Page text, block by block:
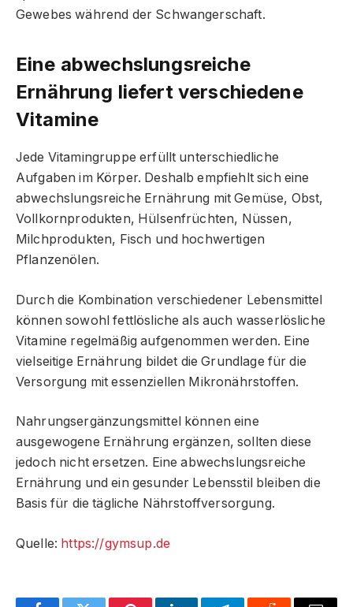
Gewebes während der Schwangerschaft.
Eine abwechslungsreiche
Ernährung liefert verschiedene
Vitamine
Jede Vitamingruppe erfüllt unterschiedliche
Aufgaben im Körper. Deshalb empfiehlt sich eine
abwechslungsreiche Ernährung mit Gemüse, Obst,
Vollkornprodukten, Hülsenfrüchten, Nüssen,
Milchprodukten, Fisch und hochwertigen
Pflanzenölen.
Durch die Kombination verschiedener Lebensmittel
können sowohl fettlösliche als auch wasserlösliche
Vitamine regelmäßig aufgenommen werden. Eine
vielseitige Ernährung bildet die Grundlage für die
Versorgung mit essenziellen Mikronährstoffen.
Nahrungsergänzungsmittel können eine
ausgewogene Ernährung ergänzen, sollten diese
jedoch nicht ersetzen. Eine abwechslungsreiche
Ernährung und ein gesunder Lebensstil bleiben die
Basis für die tägliche Nährstoffversorgung.
Quelle: https://gymsup.de